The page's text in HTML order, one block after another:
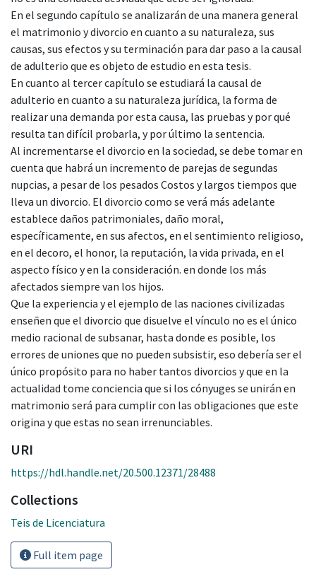
En el segundo capítulo se analizarán de una manera general
el matrimonio y divorcio en cuanto a su naturaleza, sus
causas, sus efectos y su terminación para dar paso a la causal
de adulterio que es objeto de estudio en esta tesis.
En cuanto al tercer capítulo se estudiará la causal de
adulterio en cuanto a su naturaleza jurídica, la forma de
realizar una demanda por esta causa, las pruebas y por qué
resulta tan difícil probarla, y por último la sentencia.
Al incrementarse el divorcio en la sociedad, se debe tomar en
cuenta que habrá un incremento de parejas de segundas
nupcias, a pesar de los pesados Costos y largos tiempos que
lleva un divorcio. El divorcio como se verá más adelante
establece daños patrimoniales, daño moral,
específicamente, en sus afectos, en el sentimiento religioso,
en el decoro, el honor, la reputación, la vida privada, en el
aspecto físico y en la consideración. en donde los más
afectados siempre van los hijos.
Que la experiencia y el ejemplo de las naciones civilizadas
enseñen que el divorcio que disuelve el vínculo no es el único
medio racional de subsanar, hasta donde es posible, los
errores de uniones que no pueden subsistir, eso debería ser el
único propósito para no haber tantos divorcios y que en la
actualidad tome conciencia que si los cónyuges se unirán en
matrimonio será para cumplir con las obligaciones que este
origina y que estas no sean irrenunciables.
URI
https://hdl.handle.net/20.500.12371/28488
Collections
Teis de Licenciatura
Full item page